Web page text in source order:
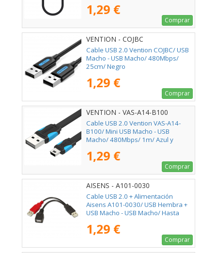
1,29 €
Comprar
VENTION - COJBC
Cable USB 2.0 Vention COJBC/ USB
Macho - USB Macho/ 480Mbps/
25cm/ Negro
1,29 €
Comprar
VENTION - VAS-A14-B100
Cable USB 2.0 Vention VAS-A14-
B100/ Mini USB Macho - USB
Macho/ 480Mbps/ 1m/ Azul y
1,29 €
Comprar
AISENS - A101-0030
Cable USB 2.0 + Alimentación
Aisens A101-0030/ USB Hembra +
USB Macho - USB Macho/ Hasta
1,29 €
Comprar